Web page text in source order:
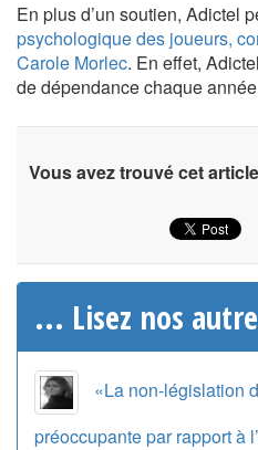
En plus d’un soutien, Adictel
psychologique des joueurs,
Carole Morlec. En effet,
de dépendance chaque
Vous avez trouvé cet
... Lisez nos
«La non-législation
préoccupante par rapport à